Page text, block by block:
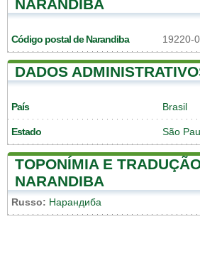
NARANDIBA
Código postal de Narandiba 19220-
DADOS
País Brasil
Estado São
TOPONÍMIA E
NARANDIBA
Russo: Нарандиба